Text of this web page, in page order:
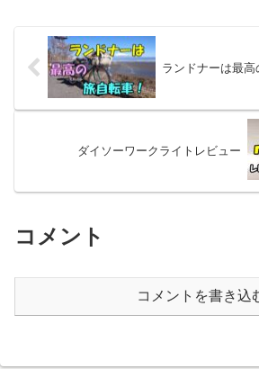
ランドナーは最高
ダイソーワークライトレビュー
コメント
コメントを書き込